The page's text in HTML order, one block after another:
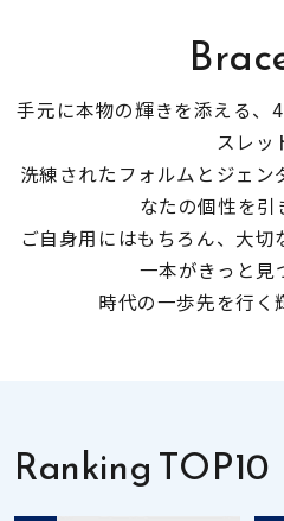
素材
手元に本物の輝きを添える、
スレッ
洗練されたフォルムとジェ
なたの個性を引
ご自身用にはもちろん、大
一本がきっと見
時代の一歩先を行く
Ranking TOP10
並